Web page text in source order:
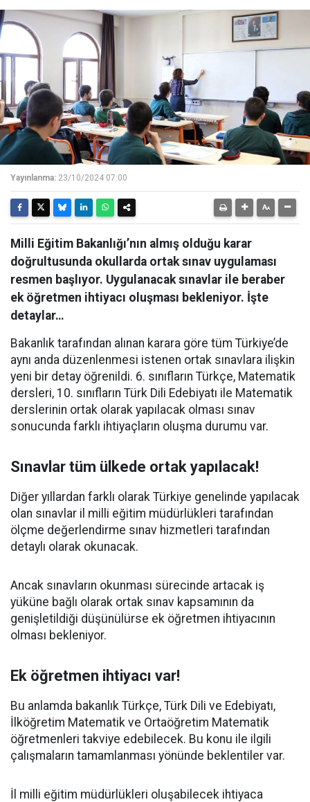
Yayınlanma: 23/10/2024 07:00
Milli Eğitim Bakanlığı’nın almış olduğu karar
doğrultusunda okullarda ortak sınav uygulaması
resmen başlıyor. Uygulanacak sınavlar ile beraber
ek öğretmen ihtiyacı oluşması bekleniyor. İşte
detaylar…
Bakanlık tarafından alınan karara göre tüm Türkiye’de
aynı anda düzenlenmesi istenen ortak sınavlara ilişkin
yeni bir detay öğrenildi. 6. sınıfların Türkçe, Matematik
dersleri, 10. sınıfların Türk Dili Edebiyatı ile Matematik
derslerinin ortak olarak yapılacak olması sınav
sonucunda farklı ihtiyaçların oluşma durumu var.
Sınavlar tüm ülkede ortak yapılacak!
Diğer yıllardan farklı olarak Türkiye genelinde yapılacak
olan sınavlar il milli eğitim müdürlükleri tarafından
ölçme değerlendirme sınav hizmetleri tarafından
detaylı olarak okunacak.
Ancak sınavların okunması sürecinde artacak iş
yüküne bağlı olarak ortak sınav kapsamının da
genişletildiği düşünülürse ek öğretmen ihtiyacının
olması bekleniyor.
Ek öğretmen ihtiyacı var!
Bu anlamda bakanlık Türkçe, Türk Dili ve Edebiyatı,
İlköğretim Matematik ve Ortaöğretim Matematik
öğretmenleri takviye edebilecek. Bu konu ile ilgili
çalışmaların tamamlanması yönünde beklentiler var.
İl milli eğitim müdürlükleri oluşabilecek ihtiyaca